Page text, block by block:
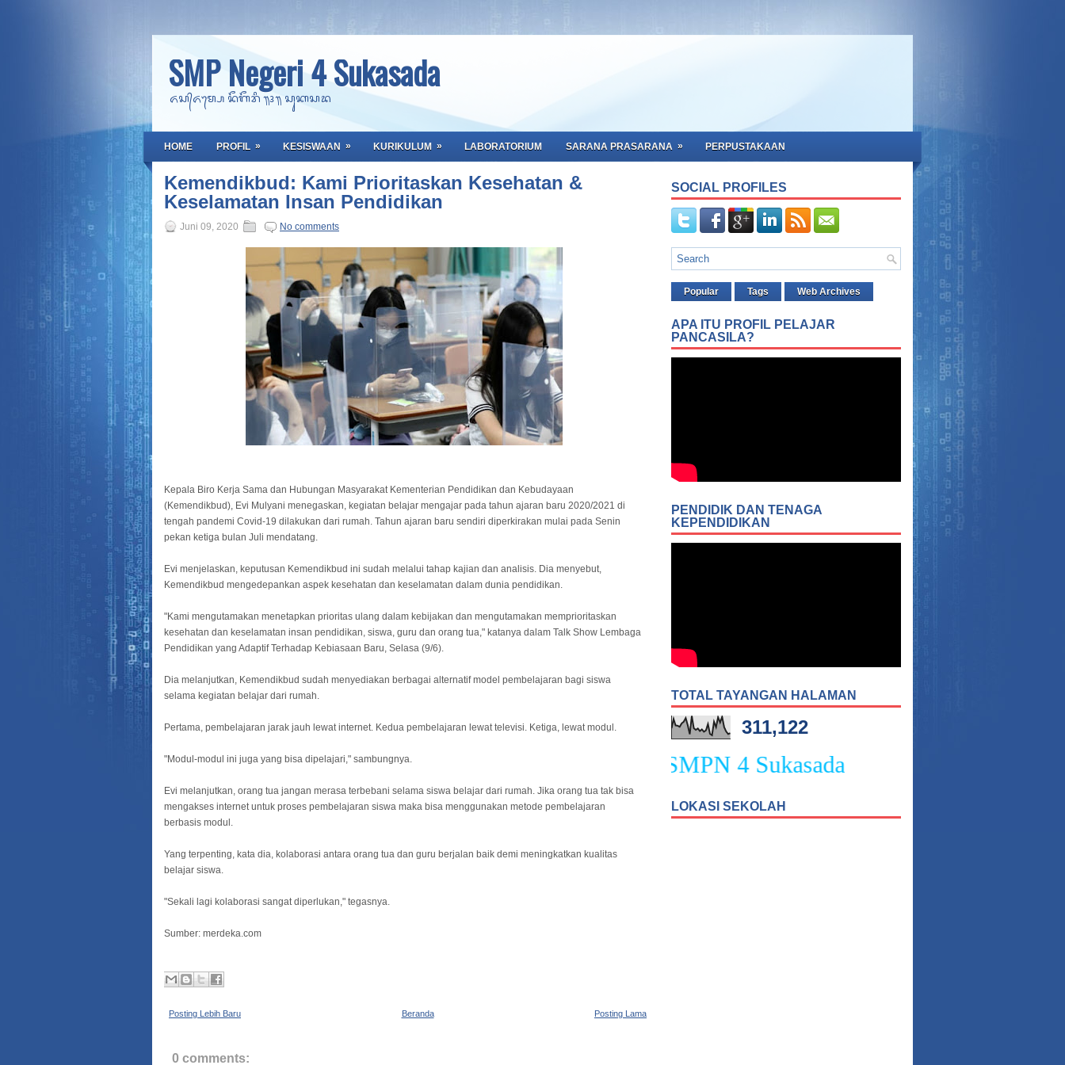
SMP Negeri 4 Sukasada
ᬏᬲ᭄ᬏᬫ᭄ᬧᬾ ᬦᭂᬕᭂᬭᬶ ᭟᭔᭟ ᬲᬸᬓᬲᬤ
HOME PROFIL » KESISWAAN » KURIKULUM » LABORATORIUM SARANA PRASARANA » PERPUSTAKAAN
Kemendikbud: Kami Prioritaskan Kesehatan &
Keselamatan Insan Pendidikan
Juni 09, 2020 No comments
Kepala Biro Kerja Sama dan Hubungan Masyarakat Kementerian Pendidikan dan Kebudayaan
(Kemendikbud), Evi Mulyani menegaskan, kegiatan belajar mengajar pada tahun ajaran baru 2020/2021 di
tengah pandemi Covid-19 dilakukan dari rumah. Tahun ajaran baru sendiri diperkirakan mulai pada Senin
pekan ketiga bulan Juli mendatang.
Evi menjelaskan, keputusan Kemendikbud ini sudah melalui tahap kajian dan analisis. Dia menyebut,
Kemendikbud mengedepankan aspek kesehatan dan keselamatan dalam dunia pendidikan.
"Kami mengutamakan menetapkan prioritas ulang dalam kebijakan dan mengutamakan memprioritaskan
kesehatan dan keselamatan insan pendidikan, siswa, guru dan orang tua," katanya dalam Talk Show Lembaga
Pendidikan yang Adaptif Terhadap Kebiasaan Baru, Selasa (9/6).
Dia melanjutkan, Kemendikbud sudah menyediakan berbagai alternatif model pembelajaran bagi siswa
selama kegiatan belajar dari rumah.
Pertama, pembelajaran jarak jauh lewat internet. Kedua pembelajaran lewat televisi. Ketiga, lewat modul.
"Modul-modul ini juga yang bisa dipelajari," sambungnya.
Evi melanjutkan, orang tua jangan merasa terbebani selama siswa belajar dari rumah. Jika orang tua tak bisa
mengakses internet untuk proses pembelajaran siswa maka bisa menggunakan metode pembelajaran
berbasis modul.
Yang terpenting, kata dia, kolaborasi antara orang tua dan guru berjalan baik demi meningkatkan kualitas
belajar siswa.
"Sekali lagi kolaborasi sangat diperlukan," tegasnya.
Sumber: merdeka.com
Posting Lebih Baru Posting Lama
Beranda
0 comments:
SOCIAL PROFILES
Popular Tags Web Archives
APA ITU PROFIL PELAJAR
PANCASILA?
PENDIDIK DAN TENAGA
KEPENDIDIKAN
TOTAL TAYANGAN HALAMAN
311,122
Selamat Datang Peserta Didik Baru SMPN 4 Sukasada
LOKASI SEKOLAH